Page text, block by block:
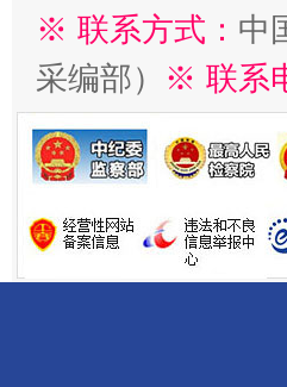
※ 联系方式： 中
采编部） ※ 联系